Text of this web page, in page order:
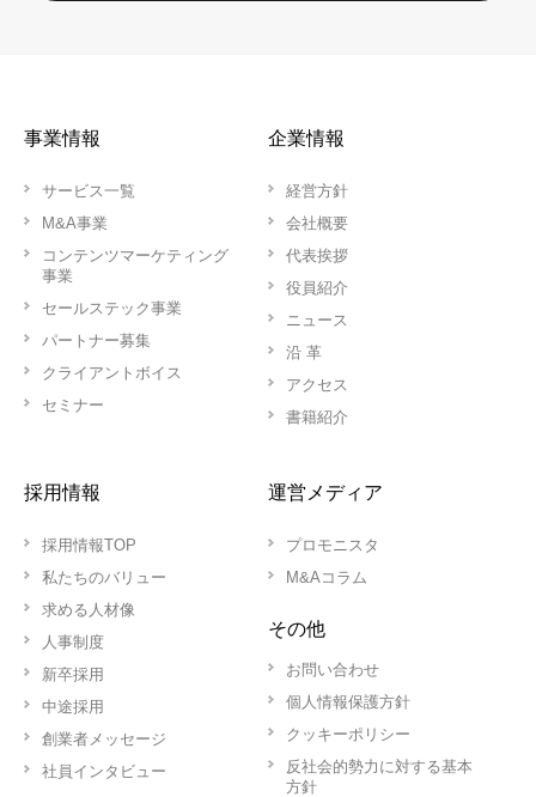
事業情報
サービス一覧
M&A事業
コンテンツマーケティング
事業
セールステック事業
パートナー募集
クライアントボイス
セミナー
企業情報
経営方針
会社概要
代表挨拶
役員紹介
ニュース
沿 革
アクセス
書籍紹介
採用情報
採用情報TOP
私たちのバリュー
求める人材像
人事制度
新卒採用
中途採用
創業者メッセージ
社員インタビュー
運営メディア
プロモニスタ
M&Aコラム
その他
お問い合わせ
個人情報保護方針
クッキーポリシー
反社会的勢力に対する基本
方針